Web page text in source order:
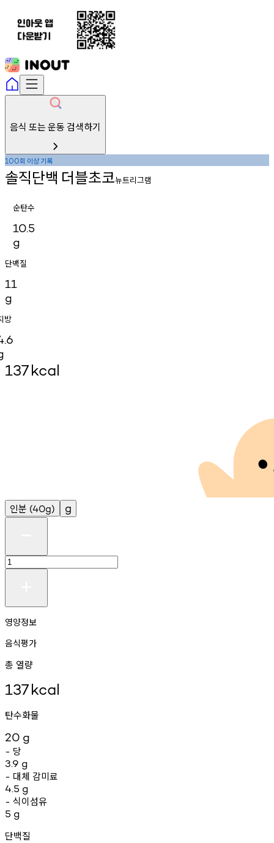
음식 또는 운동 검색하기
100회 이상기록
솔직단백 더블초코뉴트리그램
순탄수
10.5
g
단백질
11
g
방
137kcal
인분 (40g) g
영양정보
음식평가
총 열량
137kcal
탄수화물
20 g
- 당
3.9 g
- 대체 감미료
4.5 g
- 식이섬유
5 g
단백질